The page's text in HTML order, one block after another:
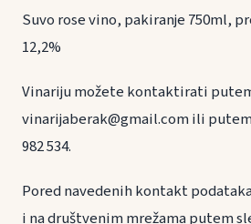
Suvo rose vino, pakiranje 750ml,
12,2%
Vinariju možete kontaktirati
vinarijaberak@gmail.com ili
982 534.
Pored navedenih kontakt
i na društvenim mrežama putem